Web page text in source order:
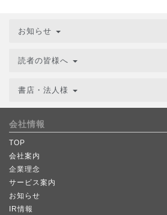
お知らせ
読者の皆様へ
書店・法人様
会社情報
TOP
会社案内
企業理念
サービス案内
お知らせ
IR情報